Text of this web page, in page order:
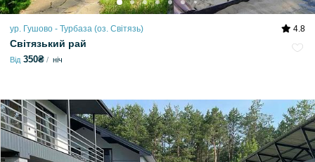
ур. Гушово - Турбаза (оз. Світязь) 4.8
Світязький рай
Від 350₴ ніч